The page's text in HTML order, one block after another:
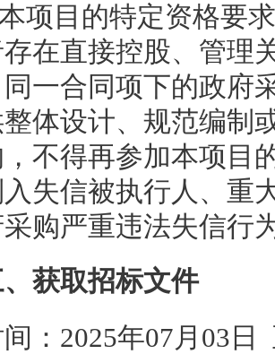
项目的特定资格要
在直接控股、管理
同一合同项下的政府
体设计、规范编制
，不得再参加本项目
失信被执行人、重
采购严重违法失信行
获取招标文件
：2025年07月03